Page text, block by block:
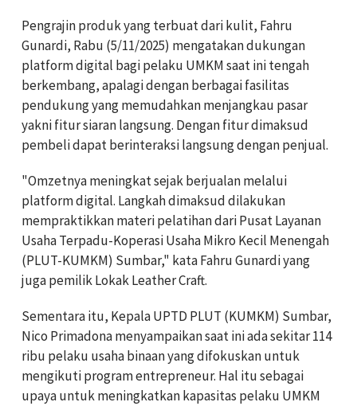
Pengrajin produk yang terbuat dari kulit, Fahru
Gunardi, Rabu (5/11/2025) mengatakan dukungan
platform digital bagi pelaku UMKM saat ini tengah
berkembang, apalagi dengan berbagai fasilitas
pendukung yang memudahkan menjangkau pasar
yakni fitur siaran langsung. Dengan fitur dimaksud
pembeli dapat berinteraksi langsung dengan penjual.
"Omzetnya meningkat sejak berjualan melalui
platform digital. Langkah dimaksud dilakukan
mempraktikkan materi pelatihan dari Pusat Layanan
Usaha Terpadu-Koperasi Usaha Mikro Kecil Menengah
(PLUT-KUMKM) Sumbar," kata Fahru Gunardi yang
juga pemilik Lokak Leather Craft.
Sementara itu, Kepala UPTD PLUT (KUMKM) Sumbar,
Nico Primadona menyampaikan saat ini ada sekitar 114
ribu pelaku usaha binaan yang difokuskan untuk
mengikuti program entrepreneur. Hal itu sebagai
upaya untuk meningkatkan kapasitas pelaku UMKM